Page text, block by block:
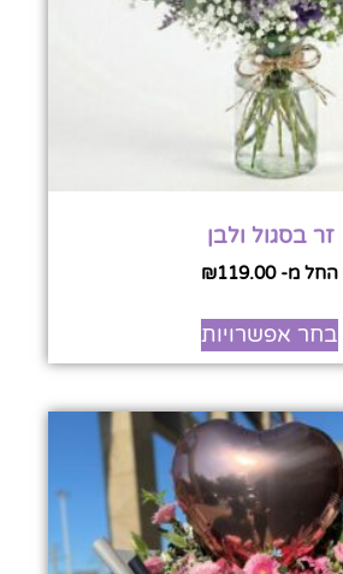
זר בסגול ולבן
החל מ- ₪119.00
בחר אפשרויות